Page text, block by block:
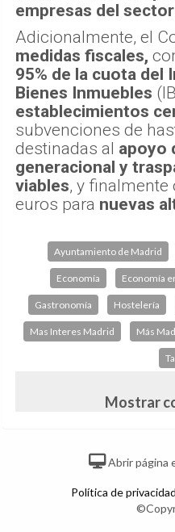
empresas del sector
Adicionalmente, el
medidas fiscales,
95% de la cuota del
Bienes Inmuebles
establecimientos
subvenciones de
destinadas al apoyo
generacional y
viables, y finalmente
euros para nuevas
Ayuntamiento de Madrid
Economía Economía
Gastronomía Hostelería
Mas Interes Madrid Más
Mostrar
Abrir página
Política de